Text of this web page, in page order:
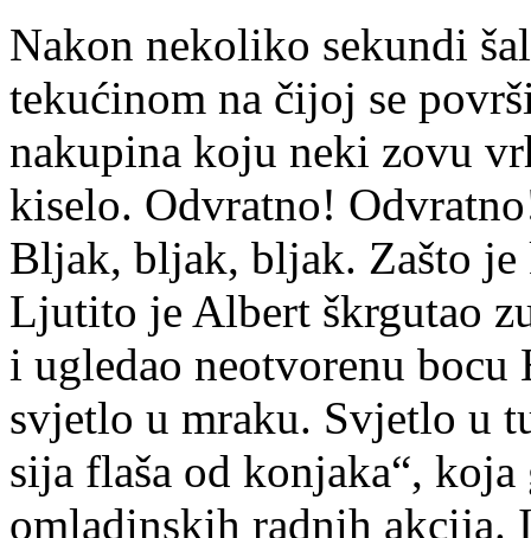
Nakon nekoliko sekundi
tekućinom na čijoj se
nakupina koju neki zovu
kiselo. Odvratno!
Bljak, bljak, bljak. Zašto je
Ljutito je Albert škrgutao
i ugledao neotvorenu
svjetlo u mraku. Svjetlo u
sija flaša od konjaka“,
omladinskih radnih akcija.